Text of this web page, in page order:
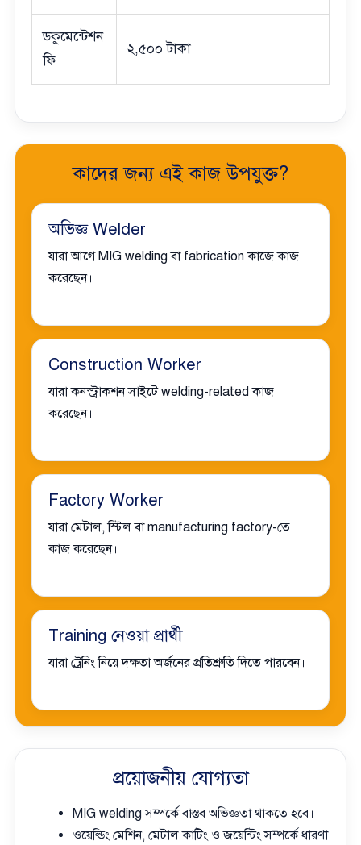
ডকুমেন্টেশন
ফি
২,৫০০ টাকা
কাদের জন্য এই কাজ উপযুক্ত?
অভিজ্ঞ Welder
যারা আগে MIG welding বা fabrication কাজে কাজ
করেছেন।
Construction Worker
যারা কনস্ট্রাকশন সাইটে welding-related কাজ
করেছেন।
Factory Worker
যারা মেটাল, স্টিল বা manufacturing factory-তে
কাজ করেছেন।
Training নেওয়া প্রার্থী
যারা ট্রেনিং নিয়ে দক্ষতা অর্জনের প্রতিশ্রুতি দিতে পারবেন।
প্রয়োজনীয় যোগ্যতা
MIG welding সম্পর্কে বাস্তব অভিজ্ঞতা থাকতে হবে।
ওয়েল্ডিং মেশিন, মেটাল কাটিং ও জয়েন্টিং সম্পর্কে ধারণা